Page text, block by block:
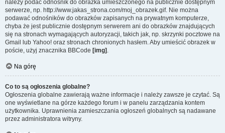
należy podać odnośnik do obrazka umieszczonego na publicznie dostępnym
serwerze, np. http://www.jakas_strona.com/moj_obrazek.gif. Nie można
podawać odnośników do obrazków zapisanych na prywatnym komputerze,
chyba że jest publicznie dostępnym serwerem ani do obrazków znajdujących
się na stronach wymagających autoryzacji, takich jak, np. skrzynki pocztowe na
Gmail lub Yahoo! oraz stronach chronionych hasłem. Aby umieścić obrazek w
poście, użyj znacznika BBCode [img] .
Na górę
Co to są ogłoszenia globalne?
Ogłoszenia globalne zawierają ważne informacje i należy zawsze je czytać. Są
one wyświetlane na górze każdego forum i w panelu zarządzania kontem
użytkownika. Uprawnienia zamieszczania ogłoszeń globalnych są nadawane
przez administratora witryny.